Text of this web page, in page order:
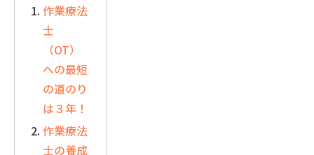
作業療法
士
（OT）
への最短
の道のり
は３年！
作業療法
士の養成